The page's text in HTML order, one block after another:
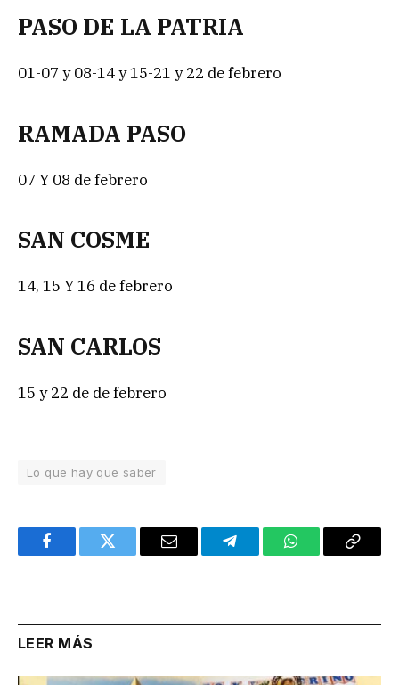
PASO DE LA PATRIA
01-07 y 08-14 y 15-21 y 22 de febrero
RAMADA PASO
07 Y 08 de febrero
SAN COSME
14, 15 Y 16 de febrero
SAN CARLOS
15 y 22 de de febrero
Lo que hay que saber
FacebookTwitter Email TelegramWhatsAppCopy
LEER MÁS